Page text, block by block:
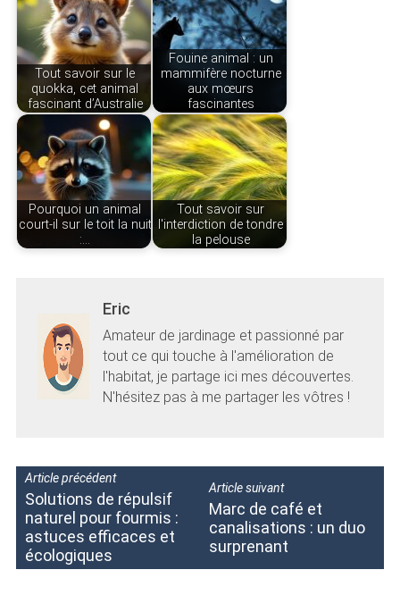
Tout savoir sur le
quokka, cet animal
fascinant d’Australie
Fouine animal : un
mammifère nocturne
aux mœurs
fascinantes
Pourquoi un animal
court-il sur le toit la nuit
:…
Tout savoir sur
l'interdiction de tondre
la pelouse
Eric
Amateur de jardinage et passionné par
tout ce qui touche à l'amélioration de
l'habitat, je partage ici mes découvertes.
N'hésitez pas à me partager les vôtres !
Article précédent
Solutions de répulsif
naturel pour fourmis :
astuces efficaces et
écologiques
Article suivant
Marc de café et
canalisations : un duo
surprenant